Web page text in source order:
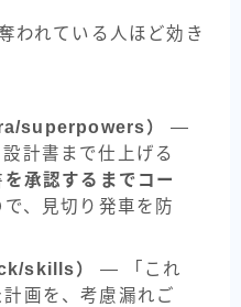
われている人ほど効き
superpowers）
—
計書まで仕上げる
を承認するまでコー
、見切り発車を防
skills）
— 「これ
画を、考慮漏れご